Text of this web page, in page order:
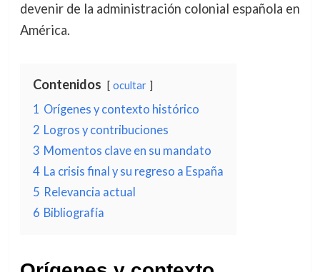
devenir de la administración colonial española en
América.
Contenidos ocultar
1 Orígenes y contexto histórico
2 Logros y contribuciones
3 Momentos clave en su mandato
4 La crisis final y su regreso a España
5 Relevancia actual
6 Bibliografía